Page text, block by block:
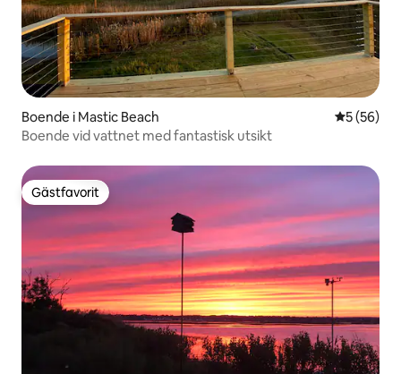
Boende i Mastic Beach 5 av 5 i
5 (56)
Boende vid vattnet med fantastisk utsikt
Gästfavorit
Gästfavorit